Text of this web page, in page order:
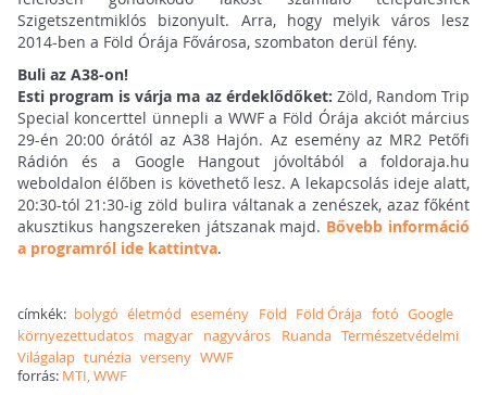
Szigetszentmiklós bizonyult. Arra, hogy melyik város lesz
2014-ben a Föld Órája Fővárosa, szombaton derül fény.
Buli az A38-on!
Esti program is várja ma az érdeklődőket: Zöld, Random Trip
Special koncerttel ünnepli a WWF a Föld Órája akciót március
29-én 20:00 órától az A38 Hajón. Az esemény az MR2 Petőfi
Rádión és a Google Hangout jóvoltából a foldoraja.hu
weboldalon élőben is követhető lesz. A lekapcsolás ideje alatt,
20:30-tól 21:30-ig zöld bulira váltanak a zenészek, azaz főként
akusztikus hangszereken játszanak majd. Bővebb információ
a programról ide kattintva.
címkék: bolygó életmód esemény Föld Föld Órája fotó Google
környezettudatos magyar nagyváros Ruanda Természetvédelmi
Világalap tunézia verseny WWF
forrás: MTI, WWF